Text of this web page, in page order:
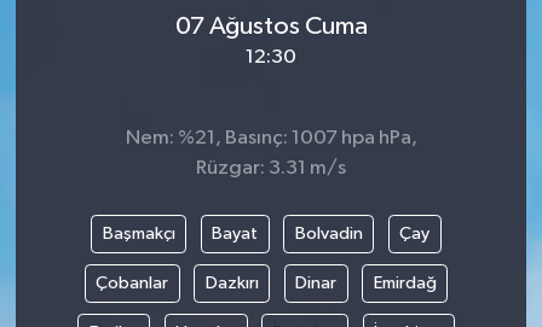
07 Ağustos Cuma
12:30
Nem: %21, Basınç: 1007 hpa hPa,
Rüzgar: 3.31 m/s
Başmakçı Bayat Bolvadin Çay
Çobanlar Dazkırı Dinar Emirdağ